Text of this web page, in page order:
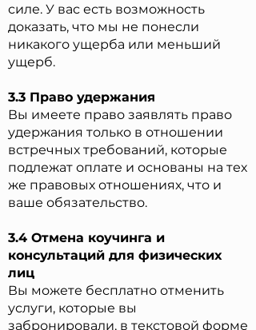
силе. У вас есть возможность
доказать, что мы не понесли
никакого ущерба или меньший
ущерб.
3.3 Право удержания
Вы имеете право заявлять право
удержания только в отношении
встречных требований, которые
подлежат оплате и основаны на тех
же правовых отношениях, что и
ваше обязательство.
3.4 Отмена коучинга и
консультаций для физических
лиц
Вы можете бесплатно отменить
услуги, которые вы
забронировали, в текстовой форме